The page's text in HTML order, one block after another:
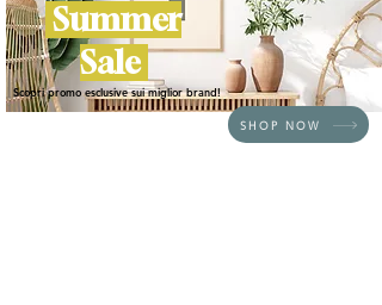
Summer
Sale
SHOP NOW
Scopri promo esclusive sui miglior brand!